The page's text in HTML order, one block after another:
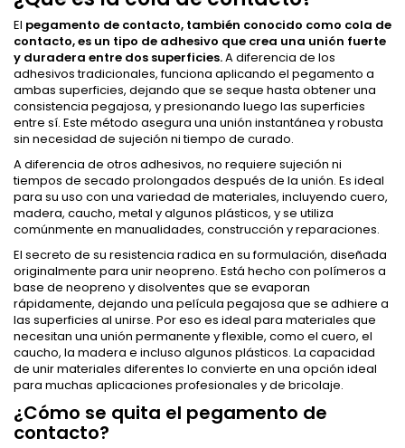
El pegamento de contacto, también conocido como cola de
contacto, es un tipo de adhesivo que crea una unión fuerte
y duradera entre dos superficies.A diferencia de los
adhesivos tradicionales, funciona aplicando el pegamento a
ambas superficies, dejando que se seque hasta obtener una
consistencia pegajosa, y presionando luego las superficies
entre sí. Este método asegura una unión instantánea y robusta
sin necesidad de sujeción ni tiempo de curado.
A diferencia de otros adhesivos, no requiere sujeción ni
tiempos de secado prolongados después de la unión. Es ideal
para su uso con una variedad de materiales, incluyendo cuero,
madera, caucho, metal y algunos plásticos, y se utiliza
comúnmente en manualidades, construcción y reparaciones.
El secreto de su resistencia radica en su formulación, diseñada
originalmente para unir neopreno. Está hecho con polímeros a
base de neopreno y disolventes que se evaporan
rápidamente, dejando una película pegajosa que se adhiere a
las superficies al unirse. Por eso es ideal para materiales que
necesitan una unión permanente y flexible, como el cuero, el
caucho, la madera e incluso algunos plásticos. La capacidad
de unir materiales diferentes lo convierte en una opción ideal
para muchas aplicaciones profesionales y de bricolaje.
¿Cómo se quita el pegamento de
contacto?